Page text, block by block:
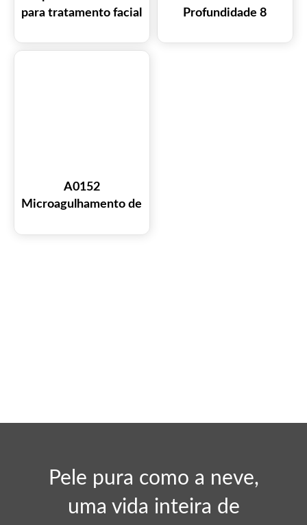
para tratamento facial
Profundidade 8
RF
A0152
Microagulhamento de
profundidade 8
Pele pura como a neve,
uma vida inteira de